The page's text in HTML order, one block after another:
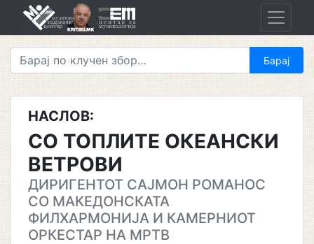
НАСЛОВ:
СО ТОПЛИТЕ ОКЕАНСКИ
ВЕТРОВИ
ДИРИГЕНТОТ САЈМОН РОМАНОС
СО МАКЕДОНСКАТА
ФИЛХАРМОНИЈА И КАМЕРНИОТ
ОРКЕСТАР НА МРТВ